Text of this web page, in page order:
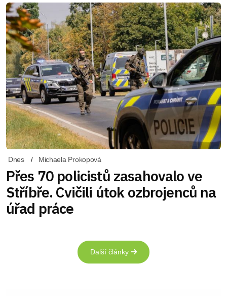
Dnes Michaela Prokopová
Přes 70 policistů zasahovalo ve
Stříbře. Cvičili útok ozbrojenců na
úřad práce
Další články